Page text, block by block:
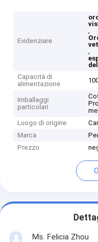
Evidenziare
,
,
Capacità di
alimentazione
Imballaggi
particolari
Luogo di origine
Marca
Prezzo
Ms. Felicia Zhou